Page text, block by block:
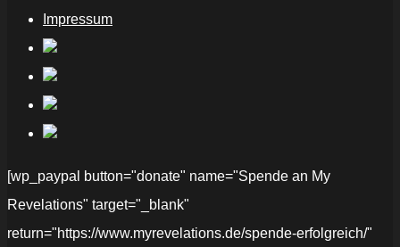
Impressum
[wp_paypal button="donate" name="Spende an My
Revelations" target="_blank"
return="https://www.myrevelations.de/spende-erfolgreich/"